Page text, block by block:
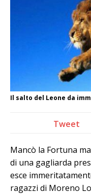
Il salto del Leone da
Tweet
Mancò la Fortuna
di una gagliarda
esce
ragazzi di Moreno